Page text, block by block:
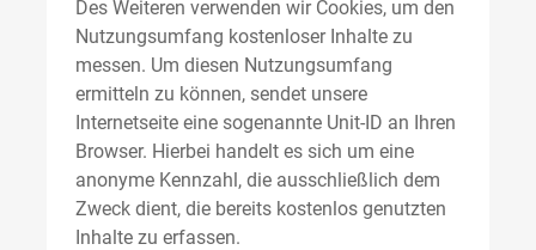
Des Weiteren verwenden wir Cookies, um den
Nutzungsumfang kostenloser Inhalte zu
messen. Um diesen Nutzungsumfang
ermitteln zu können, sendet unsere
Internetseite eine sogenannte Unit-ID an Ihren
Browser. Hierbei handelt es sich um eine
anonyme Kennzahl, die ausschließlich dem
Zweck dient, die bereits kostenlos genutzten
Inhalte zu erfassen.